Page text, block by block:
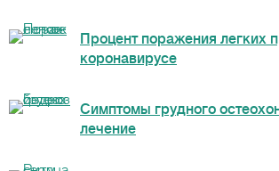
Процент поражения легких
коронавирусе
Симптомы грудного
лечение